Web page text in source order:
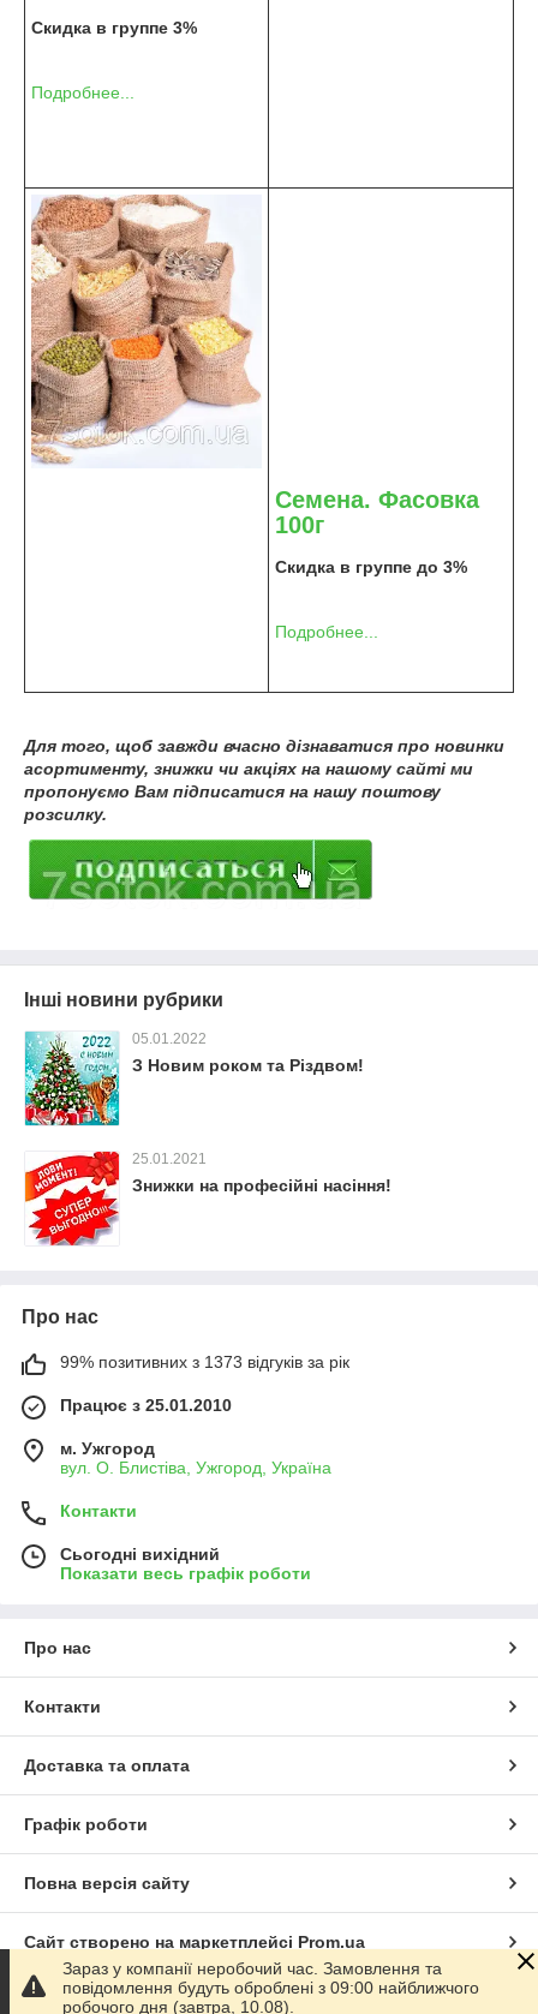
Скидка в группе 3%
Подробнее...
Семена. Фасовка
100г
Скидка в группе до 3%
Подробнее...
Для того, щоб завжди вчасно дізнаватися про новинки
асортименту, знижки чи акціях на нашому сайті ми
пропонуємо Вам підписатися на нашу поштову
розсилку.
Інші новини рубрики
05.01.2022
З Новим роком та Різдвом!
25.01.2021
Знижки на професійні насіння!
Про нас
99% позитивних з 1373 відгуків за рік
Працює з 25.01.2010
м. Ужгород
вул. О. Блистіва, Ужгород, Україна
Контакти
Сьогодні вихідний
Показати весь графік роботи
Про нас
Контакти
Доставка та оплата
Графік роботи
Повна версія сайту
Сайт створено на маркетплейсі Prom.ua
Політика конфіденційності
Зараз у компанії неробочий час. Замовлення та
повідомлення будуть оброблені з 09:00 найближчого
робочого дня (завтра, 10.08).